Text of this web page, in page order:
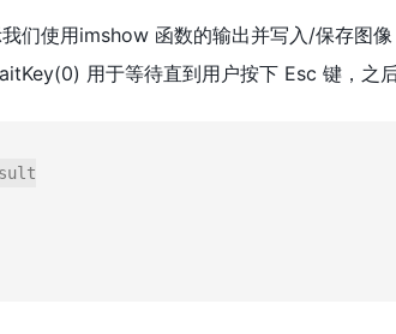
们使用imshow 函数的输出并写入/保存图
用于等待直到用户按下 Esc 键，